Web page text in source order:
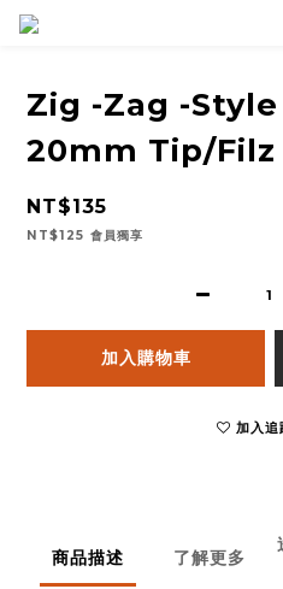
Zig -Zag -Style
20mm Tip/Filz
NT$135
NT$125 會員獨享
加入購物車
加入追
商品描述 了解更多